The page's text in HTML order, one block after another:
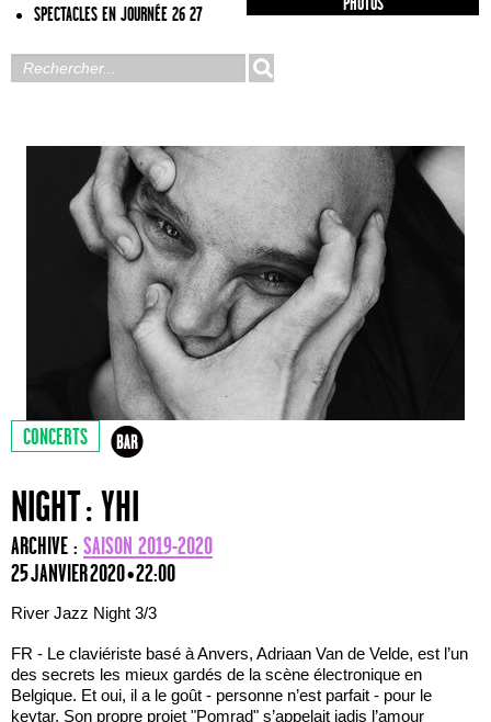
SPECTACLES EN JOURNÉE 26 27
PHOTOS
CONCERTS
NIGHT : YHI
ARCHIVE : SAISON 2019-2020
25 JANVIER 2020 • 22:00
River Jazz Night 3/3
FR - Le claviériste basé à Anvers, Adriaan Van de Velde, est l’un
des secrets les mieux gardés de la scène électronique en
Belgique. Et oui, il a le goût - personne n’est parfait - pour le
keytar. Son propre projet "Pomrad" s’appelait jadis l’amour